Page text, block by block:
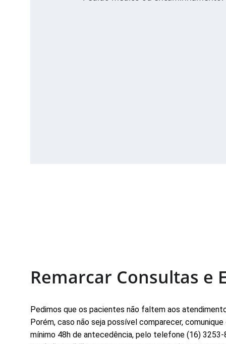
Remarcar Consultas e
Pedimos que os pacientes não faltem aos
Porém, caso não seja possível comparecer,
mínimo 48h de antecedência, pelo telefone (16)